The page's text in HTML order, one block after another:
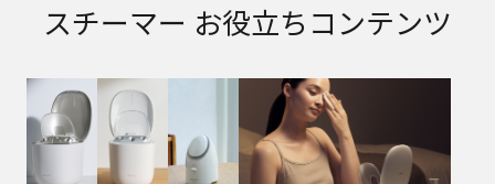
スチーマー お役立ちコンテンツ